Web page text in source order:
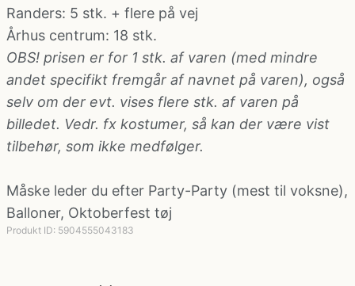
Mavedanser kostume
Mexicaner kostume
Nonne, præste, munke kostumer
Pirat kostume
Randers: 5 stk. + flere på vej
Århus centrum: 18 stk.
OBS! prisen er for 1 stk. af varen (med mindre
andet specifikt fremgår af navnet på varen), også
selv om der evt. vises flere stk. af varen på
billedet. Vedr. fx kostumer, så kan der være vist
tilbehør, som ikke medfølger.
Måske leder du efter Party-Party (mest til voksne),
Balloner, Oktoberfest tøj
Produkt ID: 5904555043183